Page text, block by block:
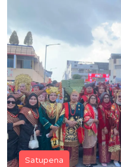
Satupena